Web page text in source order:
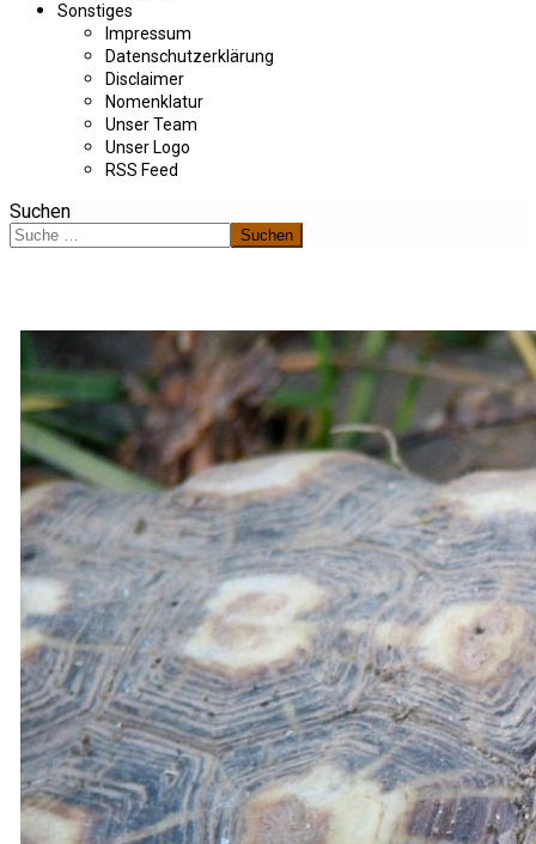
Sonstiges
Impressum
Datenschutzerklärung
Disclaimer
Nomenklatur
Unser Team
Unser Logo
RSS Feed
Suchen
Suchen